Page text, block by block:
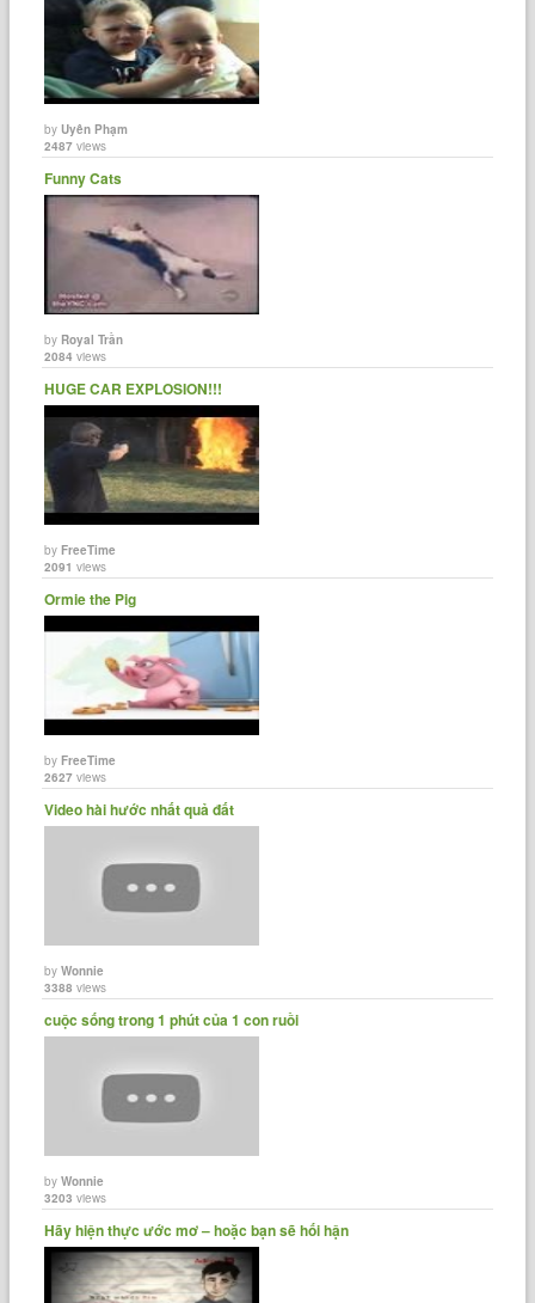
byUyên Phạm
2487 views
Funny Cats
by Royal Trần
2084 views
HUGE CAR EXPLOSION!!!
byFreeTime
2091 views
Ormie the Pig
byFreeTime
2627 views
Video hài hước nhất quả đất
byWonnie
3388 views
cuộc sống trong 1 phút của 1 con ruồi
byWonnie
3203 views
Hãy hiện thực ước mơ – hoặc bạn sẽ hối hận